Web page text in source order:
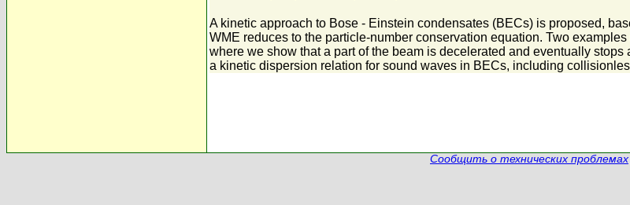
A kinetic approach to Bose - Einstein condensates (BECs) is proposed,
WME reduces to the particle-number conservation equation. Two
where we show that a part of the beam is decelerated and eventually
a kinetic dispersion relation for sound waves in BECs, including
Сообщить о технических проблемах